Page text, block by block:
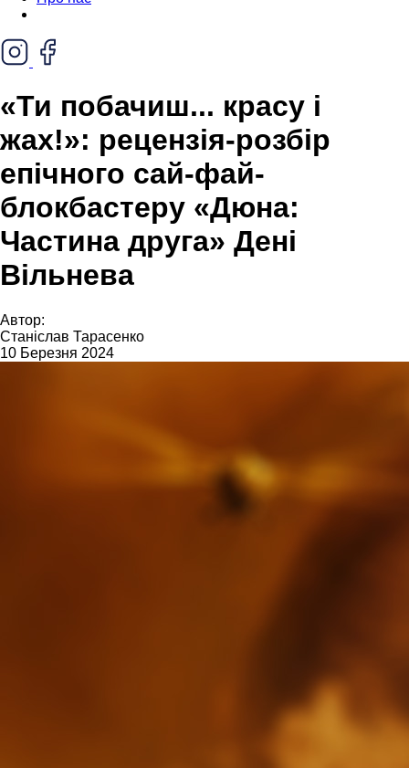
«Ти побачиш... красу і
жах!»: рецензія-розбір
епічного сай-фай-
блокбастеру «Дюна:
Частина друга» Дені
Вільнева
Автор:
Станіслав Тарасенко
10 Березня 2024